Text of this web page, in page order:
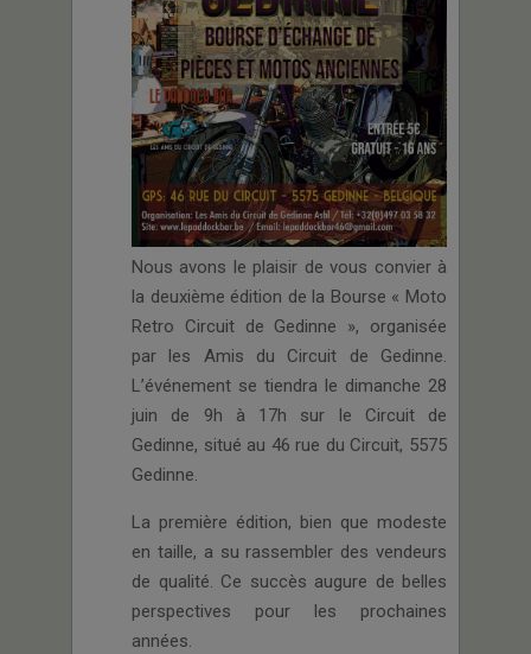
Nous avons le plaisir de vous convier à
la deuxième édition de la Bourse « Moto
Retro Circuit de Gedinne », organisée
par les Amis du Circuit de Gedinne.
L’événement se tiendra le dimanche 28
juin de 9h à 17h sur le Circuit de
Gedinne, situé au 46 rue du Circuit, 5575
Gedinne.
La première édition, bien que modeste
en taille, a su rassembler des vendeurs
de qualité. Ce succès augure de belles
perspectives pour les prochaines
années.